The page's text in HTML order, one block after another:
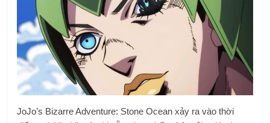
JoJo’s Bizarre Adventure: Stone Ocean xảy ra vào thời